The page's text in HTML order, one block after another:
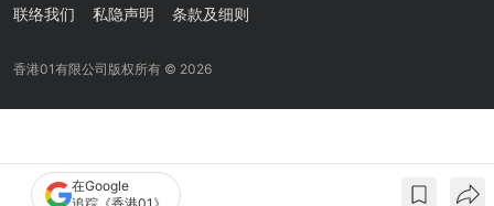
在Google
联络我们 私隐声明 条款及细则
香港01有限公司版权所有 © 2026